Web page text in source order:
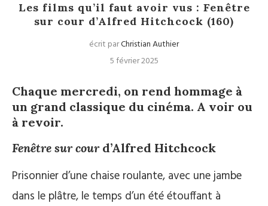
Les films qu’il faut avoir vus : Fenêtre
sur cour d’Alfred Hitchcock (160)
écrit parChristian Authier
5 février 2025
Chaque mercredi, on rend hommage à
un grand classique du cinéma. A voir ou
à revoir.
Fenêtre sur cour d’Alfred Hitchcock
Prisonnier d’une chaise roulante, avec une jambe
dans le plâtre, le temps d’un été étouffant à